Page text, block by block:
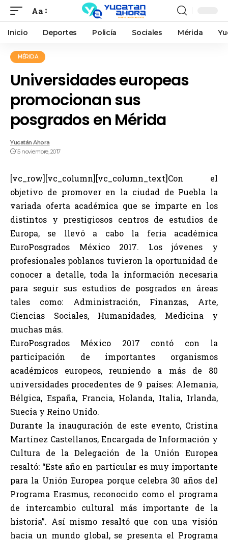
Aa
Inicio Deportes Policía Sociales Mérida
MÉRIDA
Universidades europeas
promocionan sus
posgrados en Mérida
Yucatán Ahora
15 noviembre, 2017
[vc_row][vc_column][vc_column_text]Con el
objetivo de promover en la ciudad de Puebla la
variada oferta académica que se imparte en los
distintos y prestigiosos centros de estudios de
Europa, se llevó a cabo la feria académica
EuroPosgrados México 2017. Los jóvenes y
profesionales poblanos tuvieron la oportunidad de
conocer a detalle, toda la información necesaria
para seguir sus estudios de posgrados en áreas
tales como: Administración, Finanzas, Arte,
Ciencias Sociales, Humanidades, Medicina y
muchas más.
EuroPosgrados México 2017 contó con la
participación de importantes organismos
académicos europeos, reuniendo a más de 80
universidades procedentes de 9 países: Alemania,
Bélgica, España, Francia, Holanda, Italia, Irlanda,
Suecia y Reino Unido.
Durante la inauguración de este evento, Cristina
Martínez Castellanos, Encargada de Información y
Cultura de la Delegación de la Unión Europea
resaltó: “Este año en particular es muy importante
para la Unión Europea porque celebra 30 años del
Programa Erasmus, reconocido como el programa
de intercambio cultural más importante de la
historia”. Así mismo resaltó que con una visión
hacia un mundo global, se presenta el Programa